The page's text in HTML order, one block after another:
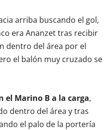
arriba buscando el gol,
era Ananzet tras recibir
dentro del área por el
el balón muy cruzado se
el Marino B a la carga,
dentro del área y tras
el palo de la portería